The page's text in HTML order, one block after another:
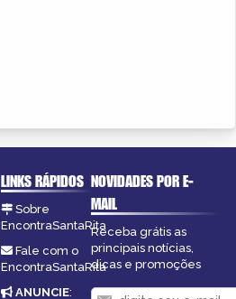
LINKS RÁPIDOS
Sobre
EncontraSantaRita
Fale com o
EncontraSantaRita
ANUNCIE:
NOVIDADES POR E-
MAIL
Receba grátis as
principais notícias,
dicas e promoções